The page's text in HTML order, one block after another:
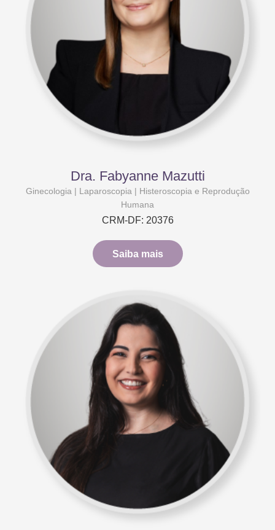
Dra. Fabyanne Mazutti
Ginecologia | Laparoscopia | Histeroscopia e Reprodução
Humana
CRM-DF: 20376
Saiba mais